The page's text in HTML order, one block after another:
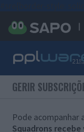
GERIR
Pode acompanhar
Squadrons